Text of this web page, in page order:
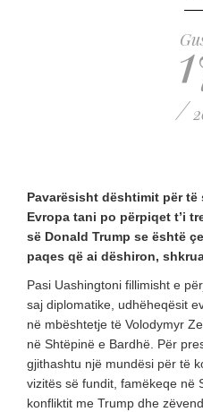
/
Pavarësisht dështimit për
Evropa tani po përpiqet t’i
së Donald Trump se është
paqes që ai dëshiron,
Pasi Uashingtoni fillimisht e
saj diplomatike, udhëheqësit
në mbështetje të Volodymyr
në Shtëpinë e Bardhë. Për
gjithashtu një mundësi për të
vizitës së fundit, famëkeqe në
konfliktit me Trump dhe